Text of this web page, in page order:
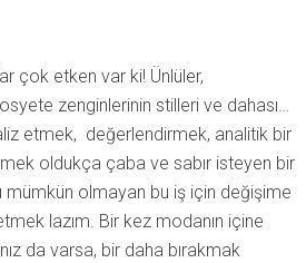
çok etken var ki! Ünlüler,
zenginlerinin stilleri ve dahası…
etmek, değerlendirmek, analitik bir
oldukça çaba ve sabır isteyen bir
mümkün olmayan bu iş için değişime
lazım. Bir kez modanın içine
da varsa, bir daha bırakmak